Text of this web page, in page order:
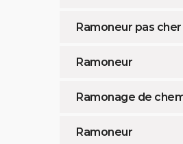
Ramoneur pas
Ramoneur
Ramonage de
Ramoneur